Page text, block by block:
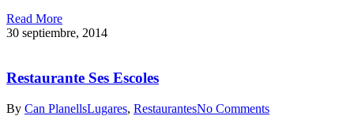
Read More
30 septiembre, 2014
Restaurante Ses Escoles
By Can PlanellsLugares, RestaurantesNo Comments